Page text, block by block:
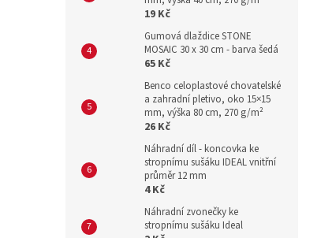
19 Kč
Gumová dlaždice STONE
MOSAIC 30 x 30 cm - barva šedá
65 Kč
Benco celoplastové chovatelské
a zahradní pletivo, oko 15×15
mm, výška 80 cm, 270 g/m²
26 Kč
Náhradní díl - koncovka ke
stropnímu sušáku IDEAL vnitřní
průměr 12 mm
4 Kč
Náhradní zvonečky ke
stropnímu sušáku Ideal